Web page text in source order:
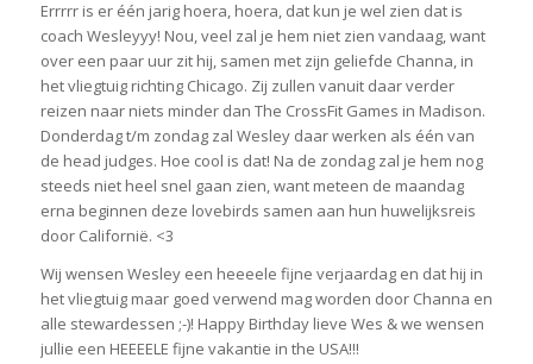
Errrrr is er één jarig hoera, hoera, dat kun je wel zien dat is
coach Wesleyyy! Nou, veel zal je hem niet zien vandaag, want
over een paar uur zit hij, samen met zijn geliefde Channa, in
het vliegtuig richting Chicago. Zij zullen vanuit daar verder
reizen naar niets minder dan The CrossFit Games in Madison.
Donderdag t/m zondag zal Wesley daar werken als één van
de head judges. Hoe cool is dat! Na de zondag zal je hem nog
steeds niet heel snel gaan zien, want meteen de maandag
erna beginnen deze lovebirds samen aan hun huwelijksreis
door Californië. <3
Wij wensen Wesley een heeeele fijne verjaardag en dat hij in
het vliegtuig maar goed verwend mag worden door Channa en
alle stewardessen ;-)! Happy Birthday lieve Wes & we wensen
jullie een HEEEELE fijne vakantie in the USA!!!